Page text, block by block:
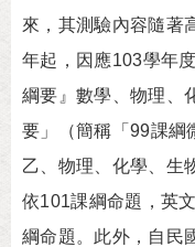
來，其測驗內容隨著
年起，因應103學年
綱要』數學、物理、
要」（簡稱「99課綱
乙、物理、化學、生
依101課綱命題，英
綱命題。此外，自民